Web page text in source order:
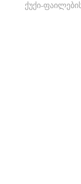
ქუქი-